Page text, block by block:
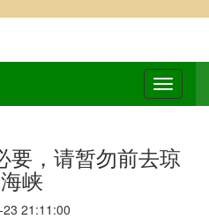
要，请暂勿前去琼
峡
21:11:00